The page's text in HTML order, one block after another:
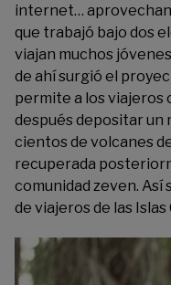
internet…
que trabajó bajo dos
viajan muchos
de ahí surgió el
permite a los viajeros
después depositar un
cientos de volcanes
recuperada
comunidad zeven.
de viajeros de las Islas